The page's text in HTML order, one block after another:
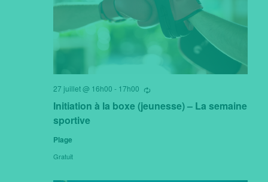
Initiation à la boxe (jeunesse) – La semaine
sportive
27 juillet @ 16h00 - 17h00
Se
Plage
Gratuit